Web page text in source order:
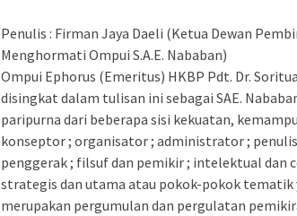
Penulis : Firman Jaya Daeli (Ketua Dewan
Menghormati Ompui S.A.E. Nababan)
Ompui Ephorus (Emeritus) HKBP Pdt. Dr.
disingkat dalam tulisan ini sebagai SAE.
paripurna dari beberapa sisi kekuatan,
konseptor ; organisator ; administrator ;
penggerak ; filsuf dan pemikir ; intelektual dan
strategis dan utama atau pokok-pokok
merupakan pergumulan dan pergulatan